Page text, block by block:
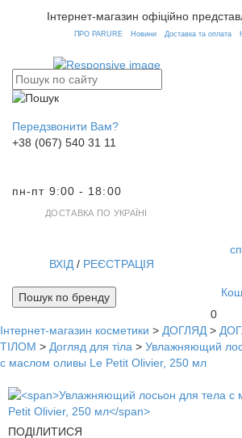
Інтернет-магазин офіційно
ПРО PARURE Новини Доставка та оплата
Передзвонити Вам?
+38 (067) 540 31 11
пн-пт 9:00 - 18:00
ДОСТАВКА ПО УКРАЇНІ
ВХІД / РЕЄСТРАЦІЯ
0
Пошук по бренду
Інтернет-магазин косметики > ДОГЛЯД >
ТІЛОМ > Догляд для тіла > Увлажняющий
с маслом оливы Le Petit Olivier, 250 мл
ПОДІЛИТИСЯ